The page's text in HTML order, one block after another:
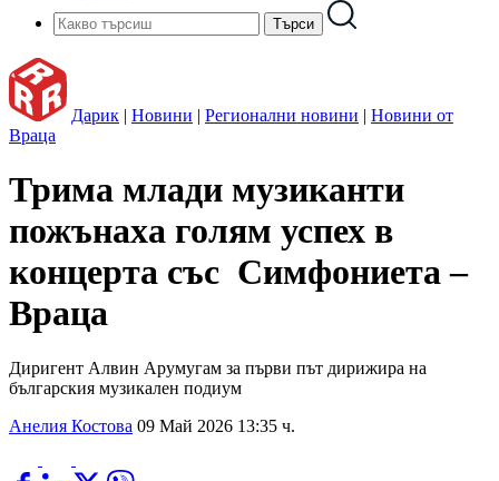
Дарик | Новини | Регионални новини | Новини от
Враца
Трима млади музиканти
пожънаха голям успех в
концерта със Симфониета –
Враца
Диригент Алвин Арумугам за първи път дирижира на
българския музикален подиум
Анелия Костова 09 Май 2026 13:35 ч.